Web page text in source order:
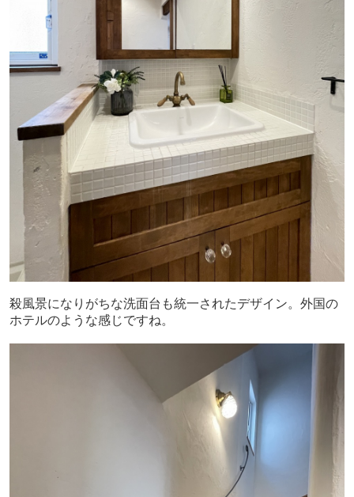
殺風景になりがちな洗面台も統一されたデザイン。外国の
ホテルのような感じですね。